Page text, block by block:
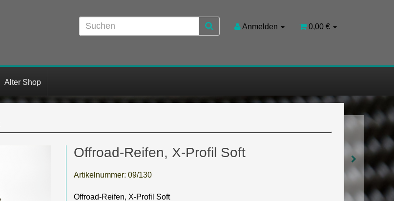
Anmelden 0,00 €
Alter Shop
Offroad-Reifen, X-Profil Soft
Artikelnummer: 09/130
Offroad-Reifen, X-Profil Soft